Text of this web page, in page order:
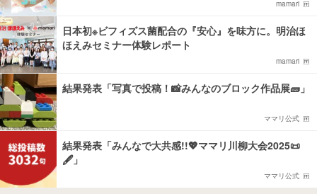
mamari
日本初※ビフィズス菌配合の『安心』を味方に。明治ほ
ほえみセミナー体験レポート
mamari
結果発表「写真で投稿！📸みんなのブロック作品展🧱」
ママリ公式
結果発表「みんなで大共感!!💖ママリ川柳大会2025📜
🖋️」
ママリ公式